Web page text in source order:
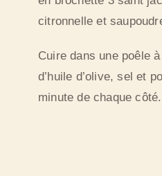
citronnelle et
Cuire dans une poêle
d’huile d’olive, sel et
minute de chaque côté.